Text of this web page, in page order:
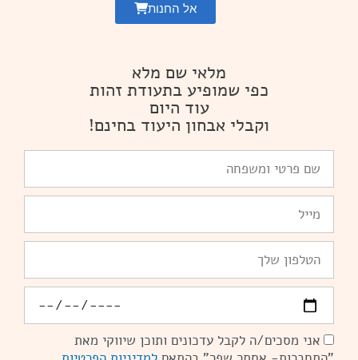
אל החנות
מלאי שם מלא
כפי שמופיע בתעודת זהות
עוד היום
וקבלי אבחון היעוד בחינם!
פרטי
ומשפחה
הסכמהאני מסכים/ה לקבל עדכונים ותוכן שיווקי מאת